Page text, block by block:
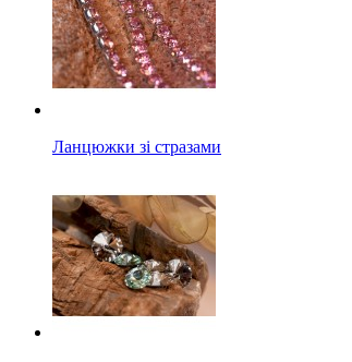
Ланцюжки зі стразами